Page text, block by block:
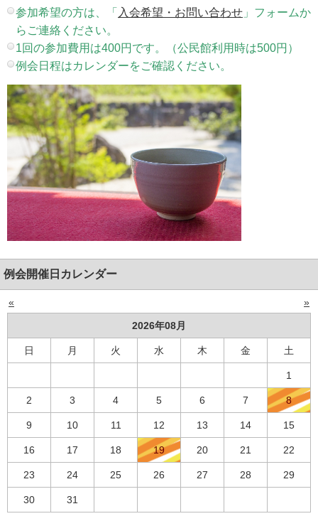
参加希望の方は、「 入会希望・お問い合わせ 」フォームか
らご連絡ください。
1回の参加費用は400円です。（公民館利用時は500円）
例会日程はカレンダーをご確認ください。
例会開催日カレンダー
« »
2026年08月
日 月 火 水 木 金 土
1
2 3 4 5 6 7 8
9 10 11 12 13 14 15
16 17 18 19 20 21 22
23 24 25 26 27 28 29
30 31